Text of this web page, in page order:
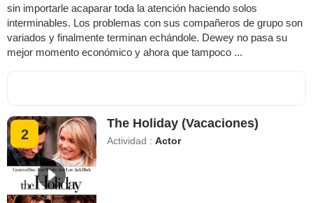
sin importarle acaparar toda la atención haciendo solos
interminables. Los problemas con sus compañeros de grupo son
variados y finalmente terminan echándole. Dewey no pasa su
mejor momento económico y ahora que tampoco ...
2
The Holiday (Vacaciones)
Actividad :Actor